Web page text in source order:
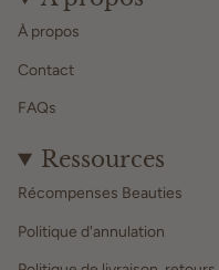
À propos
Contact
FAQs
Ressources
Récompenses Beauties
Politique d'annulation